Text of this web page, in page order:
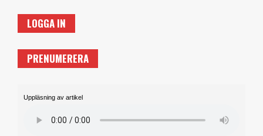
LOGGA IN
PRENUMERERA
Uppläsning av artikel